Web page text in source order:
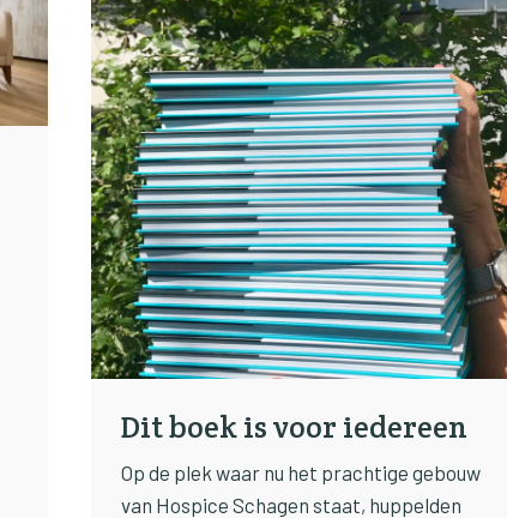
Dit boek is voor iedereen
Op de plek waar nu het prachtige gebouw
van Hospice Schagen staat, huppelden